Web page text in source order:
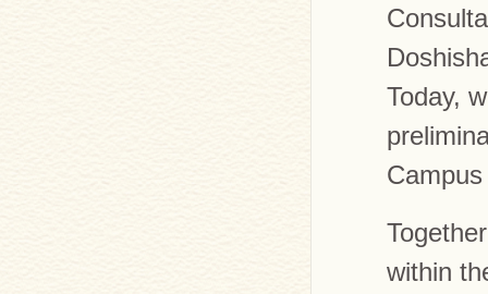
Today,
within